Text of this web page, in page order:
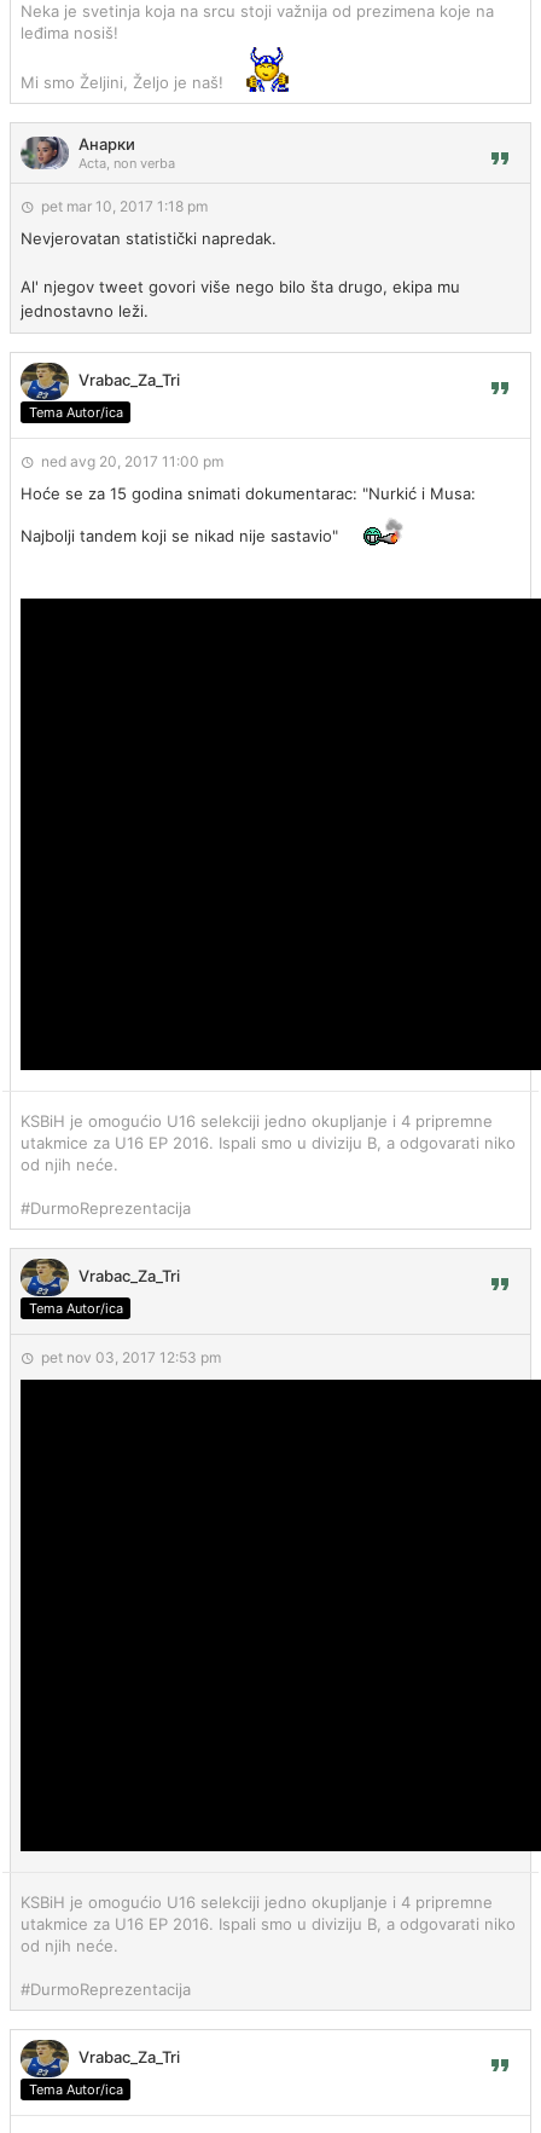
Neka je svetinja koja na srcu stoji važnija od prezimena koje na
leđima nosiš!
Mi smo Željini, Željo je naš!
Анарки
Acta, non verba
pet mar 10, 2017 1:18 pm
Nevjerovatan statistički napredak.
Al' njegov tweet govori više nego bilo šta drugo, ekipa mu
jednostavno leži.
Vrabac_Za_Tri
Tema Autor/ica
ned avg 20, 2017 11:00 pm
Hoće se za 15 godina snimati dokumentarac: "Nurkić i Musa:
Najbolji tandem koji se nikad nije sastavio"
KSBiH je omogućio U16 selekciji jedno okupljanje i 4 pripremne
utakmice za U16 EP 2016. Ispali smo u diviziju B, a odgovarati niko
od njih neće.
#DurmoReprezentacija
Vrabac_Za_Tri
Tema Autor/ica
pet nov 03, 2017 12:53 pm
KSBiH je omogućio U16 selekciji jedno okupljanje i 4 pripremne
utakmice za U16 EP 2016. Ispali smo u diviziju B, a odgovarati niko
od njih neće.
#DurmoReprezentacija
Vrabac_Za_Tri
Tema Autor/ica